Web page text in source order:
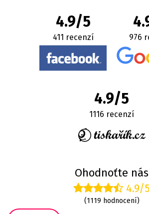
4.9/5
411 recenzí 976
4.9/5
1116 recenzí
Ohodnoťte nás
4.9/
(1119 hodnocení)